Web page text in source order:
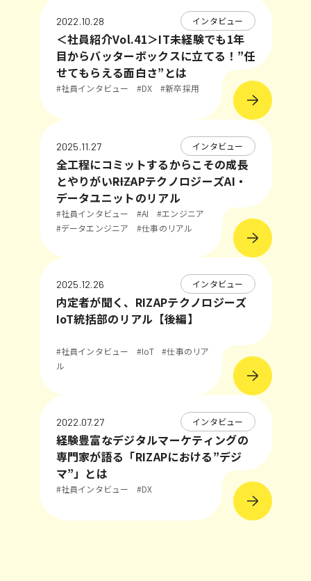
2022.10.28 インタビュー
＜社員紹介Vol.41＞IT未経験でも1年
目からバッターボックスに立てる！”任
せてもらえる面白さ”とは
#社員インタビュー #DX #新卒採用
2025.11.27 インタビュー
全工程にコミットするからこその成長
とやりがい――RIZAPテクノロジーズAI・
データユニットのリアル
#社員インタビュー #AI
#エンジニア
#データエンジニア
#仕事のリアル
2025.12.26 インタビュー
内定者が聞く、RIZAPテクノロジーズ
IoT統括部のリアル【後編】
#社員インタビュー #IoT
#仕事のリア
ル
2022.07.27 インタビュー
経験豊富なデジタルマーケティングの
専門家が語る「RIZAPにおける”デジ
マ”」とは
#社員インタビュー #DX